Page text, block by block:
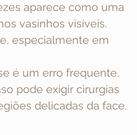
aparece como uma
vasinhos visíveis.
especialmente em
é um erro frequente.
pode exigir cirurgias
delicadas da face.